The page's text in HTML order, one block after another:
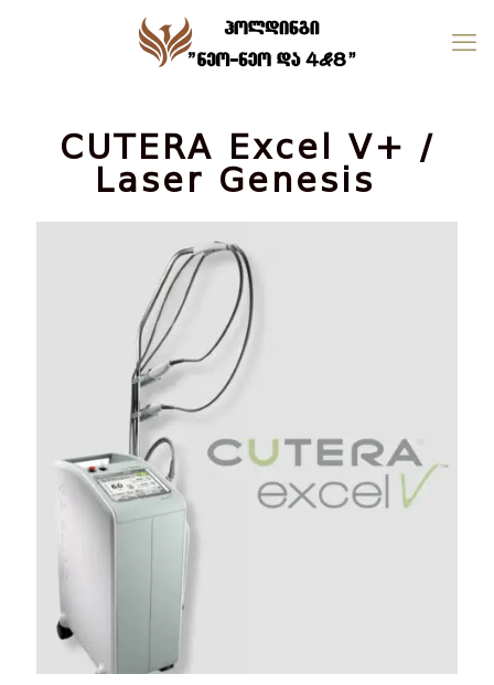
CUTERA Excel V+ /
Laser Genesis